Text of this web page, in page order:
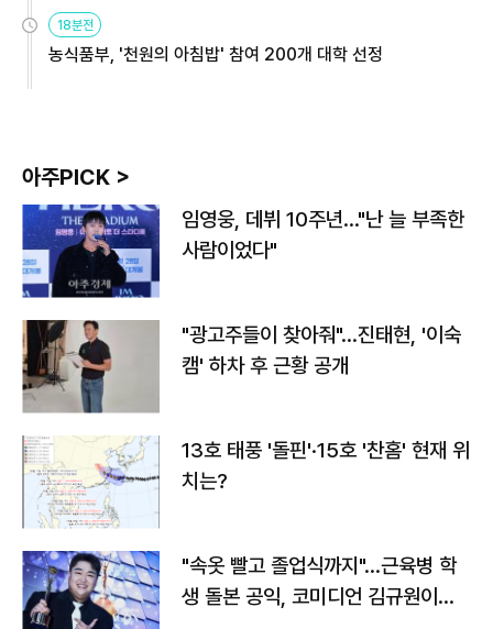
18분전
농식품부, '천원의 아침밥' 참여 200개 대학 선정
아주PICK >
임영웅, 데뷔 10주년…"난 늘 부족한
사람이었다"
"광고주들이 찾아줘"…진태현, '이숙
캠' 하차 후 근황 공개
13호 태풍 '돌핀'·15호 '찬홈' 현재 위
치는?
"속옷 빨고 졸업식까지"…근육병 학
생 돌본 공익, 코미디언 김규원이었